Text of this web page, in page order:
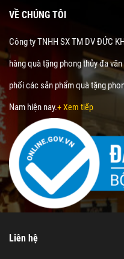
VỀ CHÚNG TÔI
Công ty TNHH SX TM DV ĐỨC
hàng quà tặng phong thủy đa
phối các sản phẩm quà tặng
Nam hiện nay.+ Xem tiếp
Liên hệ